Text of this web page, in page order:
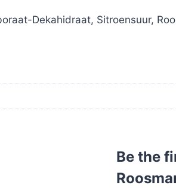
Dekahidraat, Sitroensuur,
Be the